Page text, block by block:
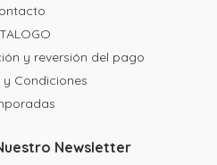
y reversión del pago
y Condiciones
Newsletter